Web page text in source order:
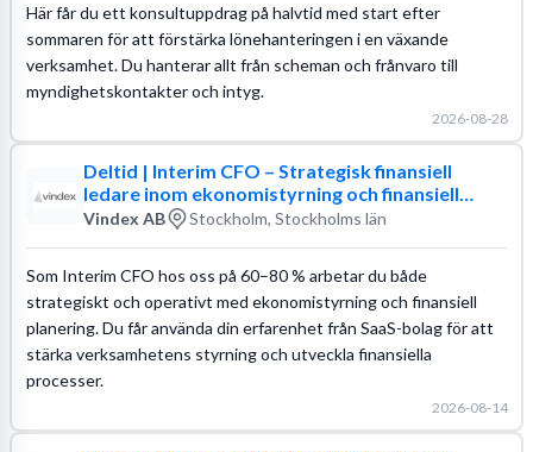
Här får du ett konsultuppdrag på halvtid med start efter
sommaren för att förstärka lönehanteringen i en växande
verksamhet. Du hanterar allt från scheman och frånvaro till
myndighetskontakter och intyg.
2026-08-28
Deltid | Interim CFO – Strategisk finansiell
ledare inom ekonomistyrning och finansiell
utveckling
Vindex AB Stockholm, Stockholms län
Som Interim CFO hos oss på 60–80 % arbetar du både
strategiskt och operativt med ekonomistyrning och finansiell
planering. Du får använda din erfarenhet från SaaS-bolag för att
stärka verksamhetens styrning och utveckla finansiella
processer.
2026-08-14